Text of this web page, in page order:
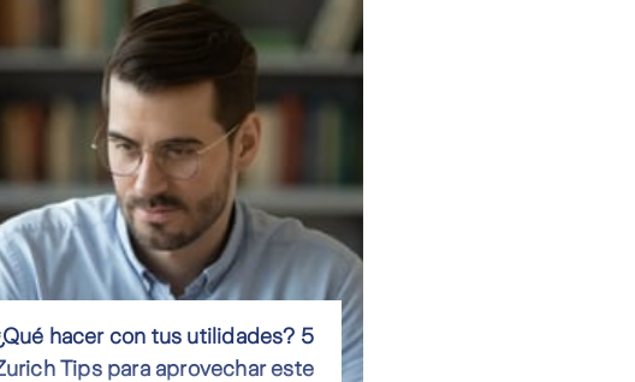
hacer con tus utilidades? 5
Tips para aprovechar este